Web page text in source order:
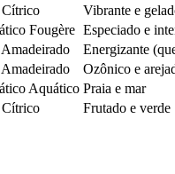
Cítrico Vibrante e
Fougère Especiado e
Energizante
Ozônico e
Aquático Praia e mar
Cítrico Frutado e verde